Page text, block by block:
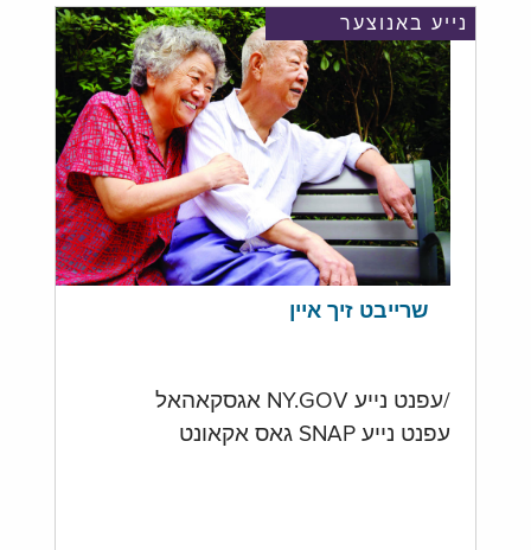
נייע באנוצער
שרייבט זיך איין
/עפנט נייע NY.GOV אגסקאהאל
עפנט נייע SNAP גאס אקאונט